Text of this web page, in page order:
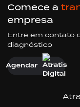
Comece a
empresa
Entre em contato
diagnóstico
Agendar